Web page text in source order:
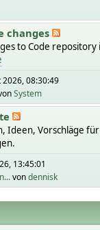
changes
to Code repository
08:30:49
System
Ideen, Vorschläge für
13:45:01
vondennisk